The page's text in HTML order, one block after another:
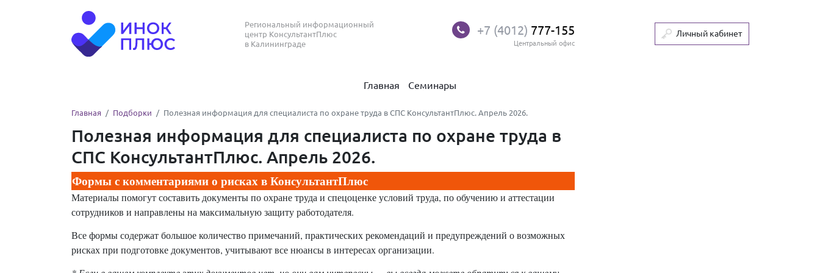
Региональный информационный
центр КонсультантПлюс
в Калининграде
+7 (4012) 777-155
Центральный офис
Личный кабинет
Главная Семинары
Главная Подборки Полезная информация для специалиста по охране труда в СПС КонсультантПлюс. Апрель 2026.
Полезная информация для специалиста по охране труда в
СПС КонсультантПлюс. Апрель 2026.
Формы с комментариями о рисках в КонсультантПлюс
Материалы помогут составить документы по охране труда и спецоценке условий труда, по обучению и аттестации
сотрудников и направлены на максимальную защиту работодателя.
Все формы содержат большое количество примечаний, практических рекомендаций и предупреждений о возможных
рисках при подготовке документов, учитывают все нюансы в интересах организации.